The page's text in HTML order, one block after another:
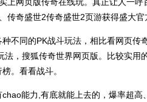
传奇盛世2传奇盛世2页游获得盛大官
同的PK战斗玩法，相比看网页传
法，搜狐传奇世界网页版。比较实用
榜。看看战斗。
能力,有底就能上去的，爆率超高